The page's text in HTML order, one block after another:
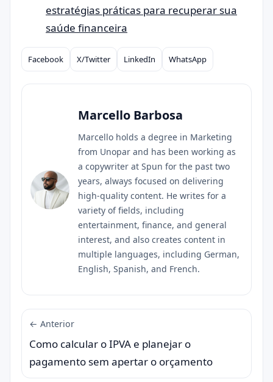
estratégias práticas para recuperar sua
saúde financeira
Compartilhar
Facebook X/Twitter LinkedIn WhatsApp
Marcello Barbosa
Marcello holds a degree in Marketing
from Unopar and has been working as
a copywriter at Spun for the past two
years, always focused on delivering
high-quality content. He writes for a
variety of fields, including
entertainment, finance, and general
interest, and also creates content in
multiple languages, including German,
English, Spanish, and French.
← Anterior
Como calcular o IPVA e planejar o
pagamento sem apertar o orçamento